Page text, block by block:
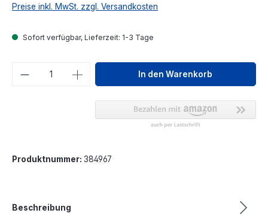
Preise inkl. MwSt. zzgl. Versandkosten
Sofort verfügbar, Lieferzeit: 1-3 Tage
Produkt Anzahl: Gib denIn den Warenkorb
Produktnummer: 384967
Beschreibung